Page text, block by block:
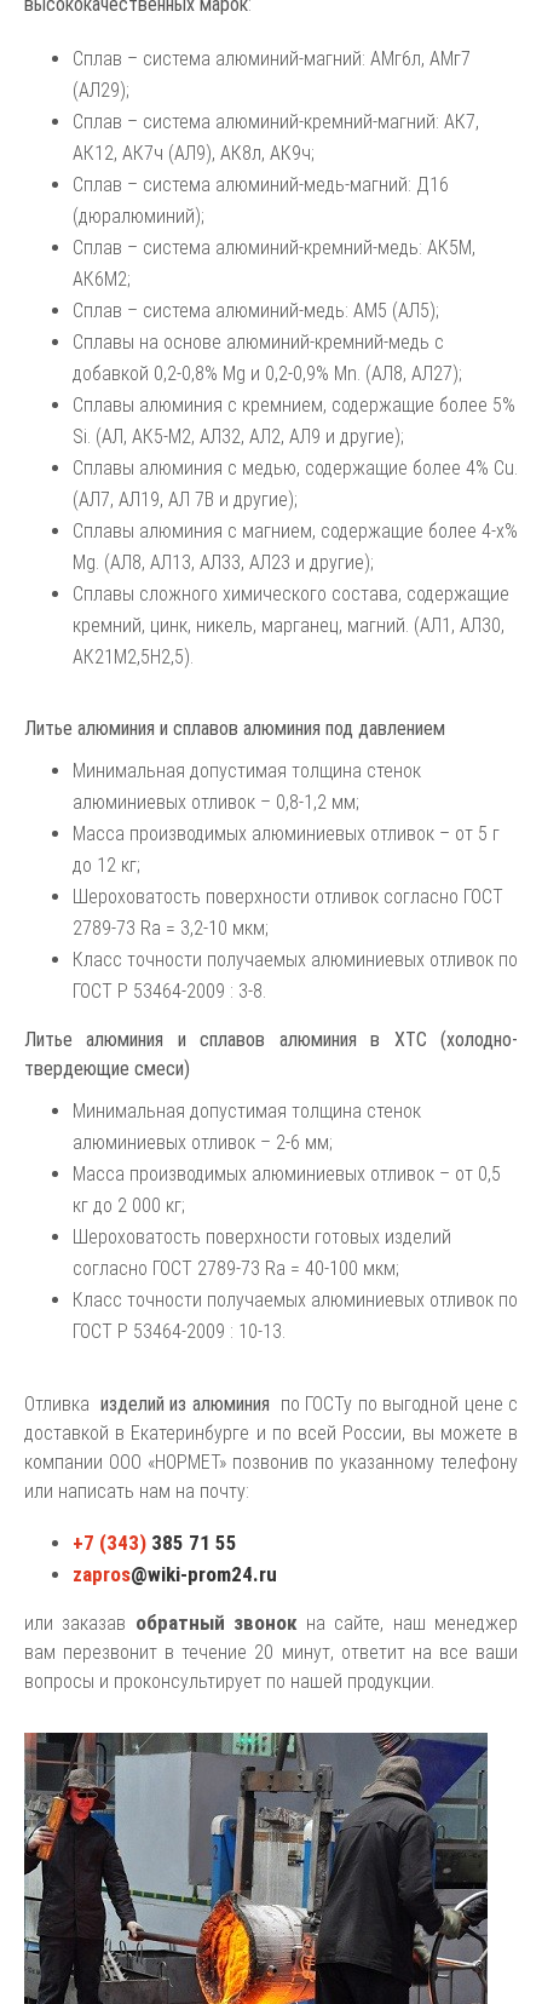
Сплав – система алюминий-магний: АМг6л, АМг7
(АЛ29);
Сплав – система алюминий-кремний-магний: АК7,
АК12, АК7ч (АЛ9), АК8л, АК9ч;
Сплав – система алюминий-медь-магний: Д16
(дюралюминий);
Сплав – система алюминий-кремний-медь: АК5М,
АК6М2;
Сплав – система алюминий-медь: АМ5 (АЛ5);
Сплавы на основе алюминий-кремний-медь с
добавкой 0,2-0,8% Mg и 0,2-0,9% Mn. (AЛ8, АЛ27);
Сплавы алюминия с кремнием, содержащие более 5%
Si. (АЛ, АК5-М2, АЛ32, АЛ2, АЛ9 и другие);
Сплавы алюминия с медью, содержащие более 4% Cu.
(АЛ7, АЛ19, АЛ 7В и другие);
Сплавы алюминия с магнием, содержащие более 4-х%
Mg. (АЛ8, АЛ13, АЛ33, АЛ23 и другие);
Сплавы сложного химического состава, содержащие
кремний, цинк, никель, марганец, магний. (АЛ1, АЛ30,
АК21М2,5Н2,5).
Литье алюминия и сплавов алюминия под давлением
Минимальная допустимая толщина стенок
алюминиевых отливок – 0,8-1,2 мм;
Масса производимых алюминиевых отливок – от 5 г
до 12 кг;
Шероховатость поверхности отливок согласно ГОСТ
2789-73 Ra = 3,2-10 мкм;
Класс точности получаемых алюминиевых отливок по
ГОСТ Р 53464-2009 : 3-8.
Литье алюминия и сплавов алюминия в ХТС (холодно-
твердеющие смеси)
Минимальная допустимая толщина стенок
алюминиевых отливок – 2-6 мм;
Масса производимых алюминиевых отливок – от 0,5
кг до 2 000 кг;
Шероховатость поверхности готовых изделий
согласно ГОСТ 2789-73 Ra = 40-100 мкм;
Класс точности получаемых алюминиевых отливок по
ГОСТ Р 53464-2009 : 10-13.
Отливка изделий из алюминия по ГОСТу по выгодной цене с
доставкой в Екатеринбурге и по всей России, вы можете в
компании ООО «НОРМЕТ» позвонив по указанному телефону
или написать нам на почту:
+7 (343) 385 71 55
zapros@wiki-prom24.ru
или заказав обратный звонокна сайте, наш менеджер
вам перезвонит в течение 20 минут, ответит на все ваши
вопросы и проконсультирует по нашей продукции.